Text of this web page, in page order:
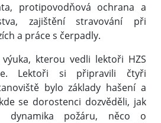
protipovodňová ochrana a
zajištění stravování při
a práce s čerpadly.
kterou vedli lektoři HZS
Lektoři si připravili čtyři
bylo základy hašení a
se dorostenci dozvěděli, jak
dynamika požáru, něco o